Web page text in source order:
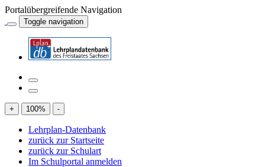
Portalübergreifende Navigation
Toggle navigation
+ 100% -
Lehrplan-Datenbank
zurück zur Startseite
zurück zur Schulart
Im Schulportal anmelden